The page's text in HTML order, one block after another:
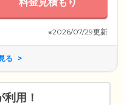
※2026/07/29更新
る
用！